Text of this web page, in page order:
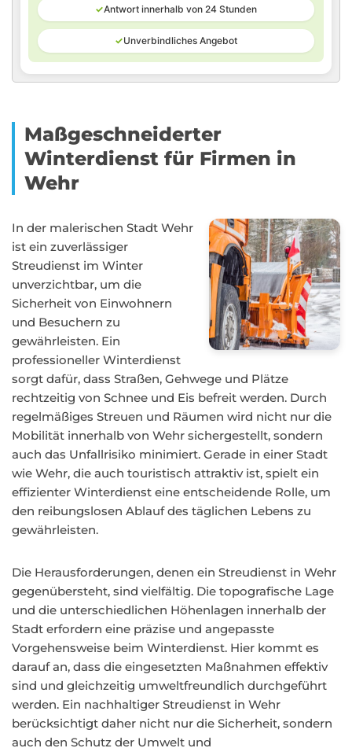
✓Antwort innerhalb von 24 Stunden
✓Unverbindliches Angebot
Maßgeschneiderter
Winterdienst für Firmen in
Wehr
In der malerischen Stadt Wehr
ist ein zuverlässiger
Streudienst im Winter
unverzichtbar, um die
Sicherheit von Einwohnern
und Besuchern zu
gewährleisten. Ein
professioneller Winterdienst
sorgt dafür, dass Straßen, Gehwege und Plätze
rechtzeitig von Schnee und Eis befreit werden. Durch
regelmäßiges Streuen und Räumen wird nicht nur die
Mobilität innerhalb von Wehr sichergestellt, sondern
auch das Unfallrisiko minimiert. Gerade in einer Stadt
wie Wehr, die auch touristisch attraktiv ist, spielt ein
effizienter Winterdienst eine entscheidende Rolle, um
den reibungslosen Ablauf des täglichen Lebens zu
gewährleisten.
Die Herausforderungen, denen ein Streudienst in Wehr
gegenübersteht, sind vielfältig. Die topografische Lage
und die unterschiedlichen Höhenlagen innerhalb der
Stadt erfordern eine präzise und angepasste
Vorgehensweise beim Winterdienst. Hier kommt es
darauf an, dass die eingesetzten Maßnahmen effektiv
sind und gleichzeitig umweltfreundlich durchgeführt
werden. Ein nachhaltiger Streudienst in Wehr
berücksichtigt daher nicht nur die Sicherheit, sondern
auch den Schutz der Umwelt und